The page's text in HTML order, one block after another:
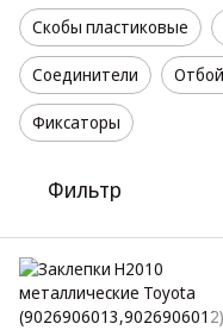
Скобы пластиковые
Соединители
Фиксаторы
Фильтр